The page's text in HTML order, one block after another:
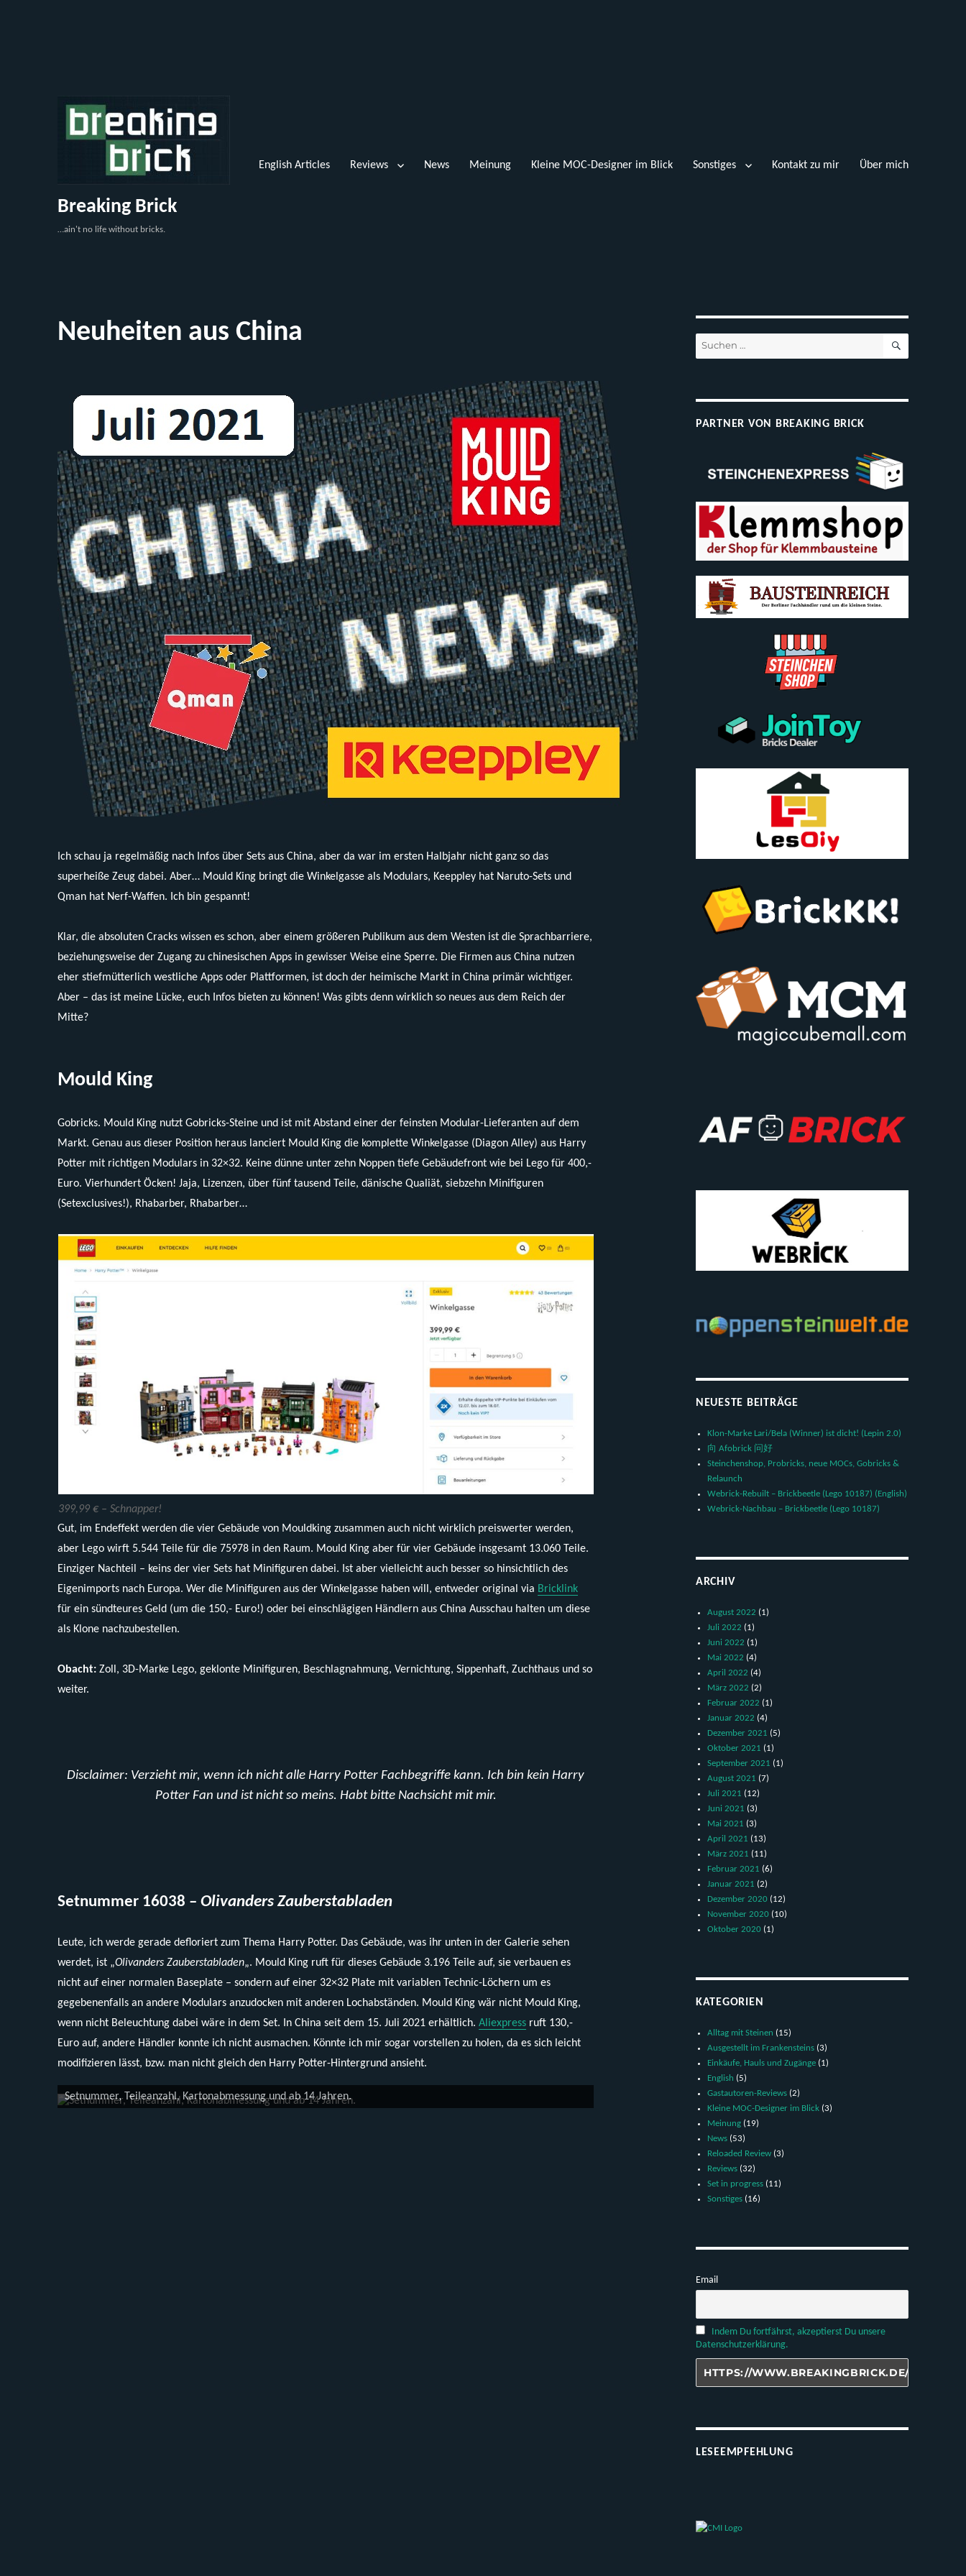
Breaking Brick
…ain't no life without bricks.
English Articles Reviews News Meinung Kleine MOC-Designer im Blick Sonstiges Kontakt zu mir Über mich
Neuheiten aus China
Ich schau ja regelmäßig nach Infos über Sets aus China, aber da war im ersten Halbjahr nicht ganz so das
superheiße Zeug dabei. Aber… Mould King bringt die Winkelgasse als Modulars, Keeppley hat Naruto-Sets und
Qman hat Nerf-Waffen. Ich bin gespannt!
Klar, die absoluten Cracks wissen es schon, aber einem größeren Publikum aus dem Westen ist die Sprachbarriere,
beziehungsweise der Zugang zu chinesischen Apps in gewisser Weise eine Sperre. Die Firmen aus China nutzen
eher stiefmütterlich westliche Apps oder Plattformen, ist doch der heimische Markt in China primär wichtiger.
Aber – das ist meine Lücke, euch Infos bieten zu können! Was gibts denn wirklich so neues aus dem Reich der
Mitte?
Mould King
Gobricks. Mould King nutzt Gobricks-Steine und ist mit Abstand einer der feinsten Modular-Lieferanten auf dem
Markt. Genau aus dieser Position heraus lanciert Mould King die komplette Winkelgasse (Diagon Alley) aus Harry
Potter mit richtigen Modulars in 32×32. Keine dünne unter zehn Noppen tiefe Gebäudefront wie bei Lego für 400,-
Euro. Vierhundert Öcken! Jaja, Lizenzen, über fünf tausend Teile, dänische Qualiät, siebzehn Minifiguren
(Setexclusives!), Rhabarber, Rhabarber…
399,99 € – Schnapper!
Gut, im Endeffekt werden die vier Gebäude von Mouldking zusammen auch nicht wirklich preiswerter werden,
aber Lego wirft 5.544 Teile für die 75978 in den Raum. Mould King aber für vier Gebäude insgesamt 13.060 Teile.
Einziger Nachteil – keins der vier Sets hat Minifiguren dabei. Ist aber vielleicht auch besser so hinsichtlich des
Eigenimports nach Europa. Wer die Minifiguren aus der Winkelgasse haben will, entweder original via Bricklink
für ein sündteures Geld (um die 150,- Euro!) oder bei einschlägigen Händlern aus China Ausschau halten um diese
als Klone nachzubestellen.
Obacht: Zoll, 3D-Marke Lego, geklonte Minifiguren, Beschlagnahmung, Vernichtung, Sippenhaft, Zuchthaus und so
weiter.
Disclaimer: Verzieht mir, wenn ich nicht alle Harry Potter Fachbegriffe kann. Ich bin kein Harry
Potter Fan und ist nicht so meins. Habt bitte Nachsicht mit mir.
Setnummer 16038 –Olivanders Zauberstabladen
Leute, ich werde gerade defloriert zum Thema Harry Potter. Das Gebäude, was ihr unten in der Galerie sehen
werdet, ist „Olivanders Zauberstabladen„. Mould King ruft für dieses Gebäude 3.196 Teile auf, sie verbauen es
nicht auf einer normalen Baseplate – sondern auf einer 32×32 Plate mit variablen Technic-Löchern um es
gegebenenfalls an andere Modulars anzudocken mit anderen Lochabständen. Mould King wär nicht Mould King,
wenn nicht Beleuchtung dabei wäre in dem Set. In China seit dem 15. Juli 2021 erhältlich.Aliexpress ruft 130,-
Euro auf, andere Händler konnte ich nicht ausmachen. Könnte ich mir sogar vorstellen zu holen, da es sich leicht
modifizieren lässt, bzw. man nicht gleich den Harry Potter-Hintergrund ansieht.
Könnte auch so als ganz passables Modular durchgehen.
Suchen
nach:
SUCHEN
PARTNER VON BREAKING BRICK
NEUESTE BEITRÄGE
Klon-Marke Lari/Bela (Winner) ist dicht! (Lepin 2.0)
向 Afobrick 问好
Steinchenshop, Probricks, neue MOCs, Gobricks &
Relaunch
Webrick-Rebuilt – Brickbeetle (Lego 10187) (English)
Webrick-Nachbau – Brickbeetle (Lego 10187)
ARCHIV
August 2022 (1)
Juli 2022 (1)
Juni 2022 (1)
Mai 2022 (4)
April 2022 (4)
März 2022 (2)
Februar 2022 (1)
Januar 2022 (4)
Dezember 2021 (5)
Oktober 2021 (1)
September 2021 (1)
August 2021 (7)
Juli 2021 (12)
Juni 2021 (3)
Mai 2021 (3)
April 2021 (13)
März 2021 (11)
Februar 2021 (6)
Januar 2021 (2)
Dezember 2020 (12)
November 2020 (10)
Oktober 2020 (1)
KATEGORIEN
Alltag mit Steinen (15)
Ausgestellt im Frankensteins (3)
Einkäufe, Hauls und Zugänge (1)
English (5)
Gastautoren-Reviews (2)
Kleine MOC-Designer im Blick (3)
Meinung (19)
News (53)
Reloaded Review (3)
Reviews (32)
Set in progress (11)
Sonstiges (16)
Email
Indem Du fortfährst, akzeptierst Du unsere
Datenschutzerklärung.
LESEEMPFEHLUNG